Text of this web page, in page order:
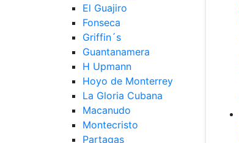
El Guajiro
Fonseca
Griffin´s
Guantanamera
H Upmann
Hoyo de Monterrey
La Gloria Cubana
Macanudo
Montecristo
Partagas